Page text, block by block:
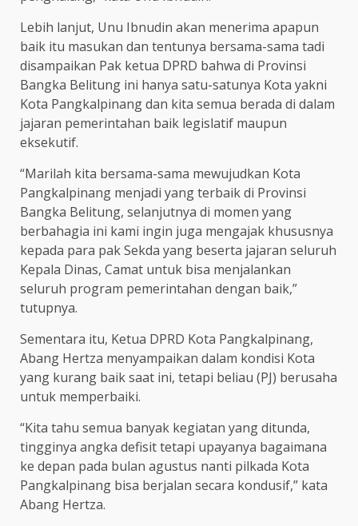
Lebih lanjut, Unu Ibnudin akan menerima apapun
baik itu masukan dan tentunya bersama-sama tadi
disampaikan Pak ketua DPRD bahwa di Provinsi
Bangka Belitung ini hanya satu-satunya Kota yakni
Kota Pangkalpinang dan kita semua berada di dalam
jajaran pemerintahan baik legislatif maupun
eksekutif.
“Marilah kita bersama-sama mewujudkan Kota
Pangkalpinang menjadi yang terbaik di Provinsi
Bangka Belitung, selanjutnya di momen yang
berbahagia ini kami ingin juga mengajak khususnya
kepada para pak Sekda yang beserta jajaran seluruh
Kepala Dinas, Camat untuk bisa menjalankan
seluruh program pemerintahan dengan baik,”
tutupnya.
Sementara itu, Ketua DPRD Kota Pangkalpinang,
Abang Hertza menyampaikan dalam kondisi Kota
yang kurang baik saat ini, tetapi beliau (PJ) berusaha
untuk memperbaiki.
“Kita tahu semua banyak kegiatan yang ditunda,
tingginya angka defisit tetapi upayanya bagaimana
ke depan pada bulan agustus nanti pilkada Kota
Pangkalpinang bisa berjalan secara kondusif,” kata
Abang Hertza.